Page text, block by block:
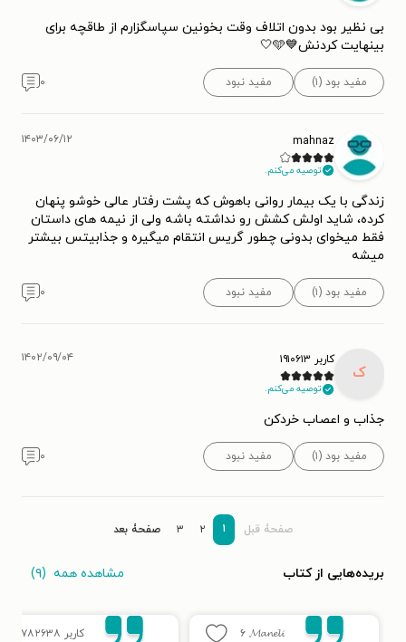
بی نظیر بود بدون اتلاف وقت بخونین سپاسگزارم از طاقچه برای
بینهایت کردنش💙🩵🤍
مفید بود (۱) مفید نبود ۰
mahnaz
توصیه می‌کنم.
۱۴۰۳/۰۶/۱۲
زندگی با یک بیمار روانی باهوش که پشت رفتار عالی خوشو پنهان
کرده، شاید اولش کشش رو نداشته باشه ولی از نیمه های داستان
فقط میخوای بدونی چطور گریس انتقام میگیره و جذابیتس بیشتر
میشه
مفید بود (۱) مفید نبود ۰
ک
کاربر ۱۹۱۰۶۱۳
توصیه می‌کنم.
۱۴۰۲/۰۹/۰۴
جذاب و اعصاب خردکن
مفید بود (۱) مفید نبود ۰
صفحۀ قبل ۱ ۲ ۳ صفحۀ بعد
بریده‌هایی از کتاب مشاهده همه (۹)
𝓜𝓪𝓷𝓮𝓵𝓲 ۶ کاربر ۳۷۸۲۶۳۸